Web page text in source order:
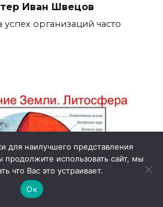
Иван Швецов
организаций часто
для наилучшего представления
продолжите использовать сайт, мы
что Вас это устраивает.
Ок